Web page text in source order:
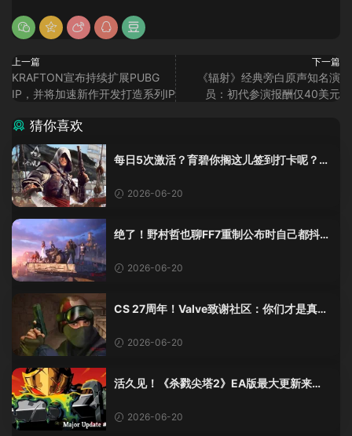
上一篇
KRAFTON宣布持续扩展PUBG
IP，并将加速新作开发打造系列IP
下一篇
《辐射》经典旁白原声知名演
员：初代参演报酬仅40美元
猜你喜欢
每日5次激活？育碧你搁这儿签到打卡呢？
2026-06-20
绝了！野村哲也聊FF7重制公布时自己都抖
2026-06-20
CS 27周年！Valve致谢社区：你们才是真传
2026-06-20
活久见！《杀戮尖塔2》EA版最大更新来
2026-06-20